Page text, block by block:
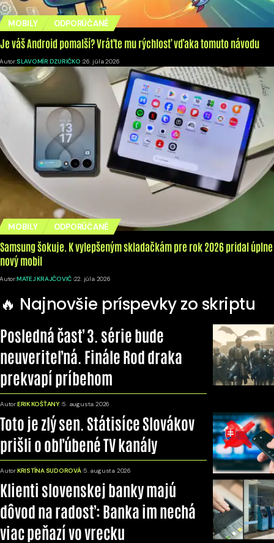
MOBILY ODPORÚČANÉ
Je váš Android pomalší? Vráťte mu rýchlosť vďaka tomuto návodu
Autor:SLAVOMÍR DZURIČKO 26. júla 2026
MOBILY ODPORÚČANÉ
Samsung šokuje. K vylepšeným skladačkám pre rok 2026 pridal úplne
nový mobil
Autor:MATEJ KRAJČOVIČ 22. júla 2026
🔥 Najnovšie príspevky zo skriptu
Posledná časť 3. série bude
neuveriteľná. Finále Rod draka
prekvapí príbehom
Autor:ERIK KOŠŤANY 5. augusta 2026
Toto je zlý sen. Státisíce Slovákov
prišli o obľúbené TV kanály
Autor:KRISTÍNA SUDOROVÁ 5. augusta 2026
Klienti slovenskej banky majú
dôvod na radosť: Banka im nechá
viac peňazí vo vrecku